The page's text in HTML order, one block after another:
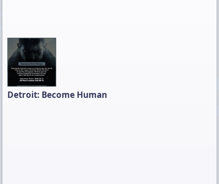
Detroit: Become Human